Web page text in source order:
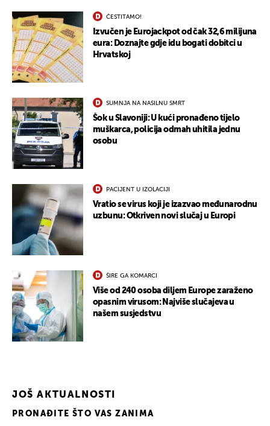
ČESTITAMO!
Izvučen je Eurojackpot od čak 32,6 milijuna
eura: Doznajte gdje idu bogati dobitci u
Hrvatskoj
SUMNJA NA NASILNU SMRT
Šok u Slavoniji: U kući pronađeno tijelo
muškarca, policija odmah uhitila jednu
osobu
PACIJENT U IZOLACIJI
Vratio se virus koji je izazvao međunarodnu
uzbunu: Otkriven novi slučaj u Europi
ŠIRE GA KOMARCI
Više od 240 osoba diljem Europe zaraženo
opasnim virusom: Najviše slučajeva u
našem susjedstvu
JOŠ AKTUALNOSTI
PRONAĐITE ŠTO VAS ZANIMA
UKLJUČITE NOTIFIKACIJE